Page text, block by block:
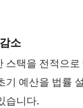
소
스택을 전적으
기 예산을 법률
습니다.